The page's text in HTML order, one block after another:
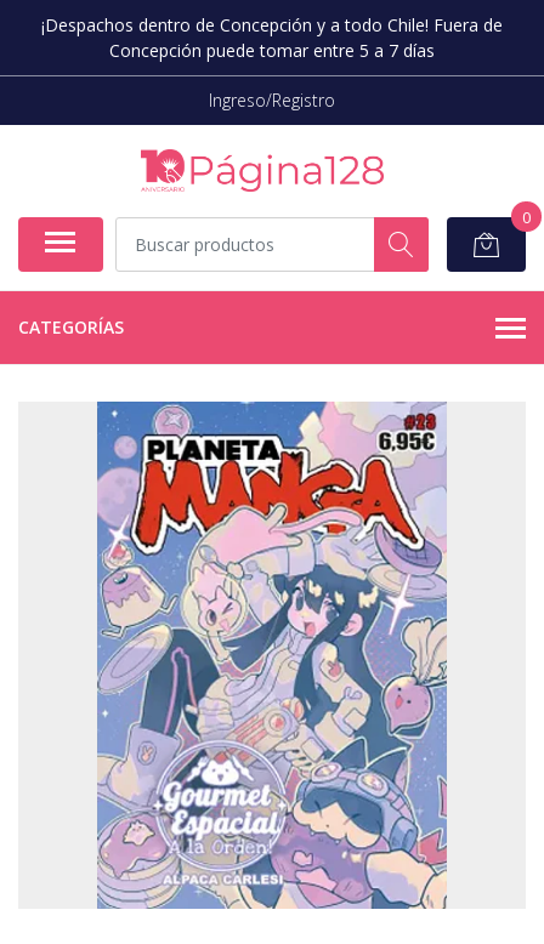
¡Despachos dentro de Concepción y a todo Chile! Fuera de
Concepción puede tomar entre 5 a 7 días
Ingreso/Registro
0
CATEGORÍAS